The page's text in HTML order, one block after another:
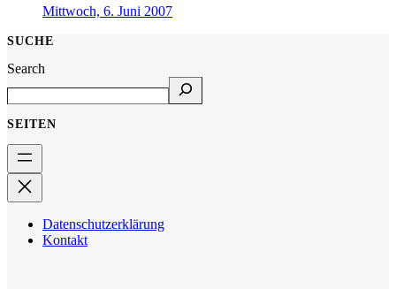
Mittwoch, 6. Juni 2007
SUCHE
Search
SEITEN
Datenschutzerklärung
Kontakt